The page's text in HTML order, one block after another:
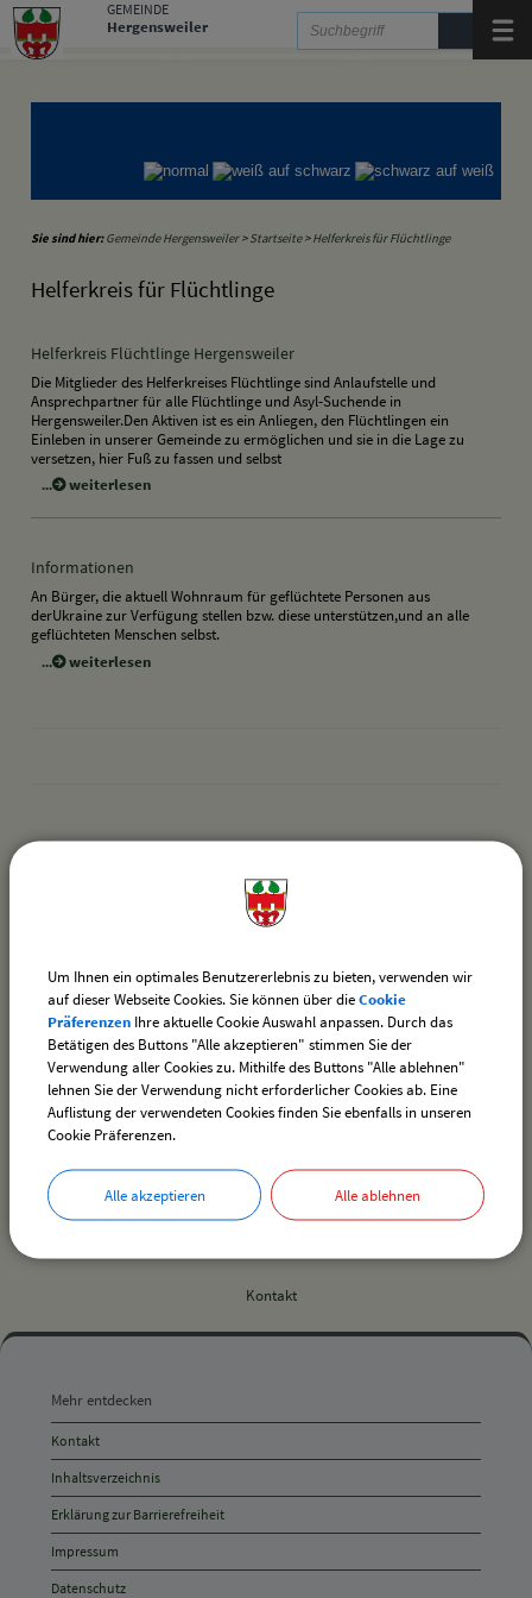
Zum Inhalt zur Navigation springen.
GEMEINDE
Hergensweiler
Gemeinde Hergensweiler Gemeinde Sigmarszell Gemeinde Weißensberg
Ortsplan der Gemeinde Hergensweiler
Sie sind hier: Gemeinde Hergensweiler>Startseite>Helferkreis für Flüchtlinge
Helferkreis für Flüchtlinge
Helferkreis Flüchtlinge Hergensweiler
Die Mitglieder des Helferkreises Flüchtlinge sind Anlaufstelle und
Ansprechpartner für alle Flüchtlinge und Asyl-Suchende in
Hergensweiler.Den Aktiven ist es ein Anliegen, den Flüchtlingen ein
Einleben in unserer Gemeinde zu ermöglichen und sie in die Lage zu
versetzen, hier Fuß zu fassen und selbst
weiterlesen
Informationen
An Bürger, die aktuell Wohnraum für geflüchtete Personen aus
derUkraine zur Verfügung stellen bzw. diese unterstützen,und an alle
geflüchteten Menschen selbst.
weiterlesen
Zur Verwaltungsgemeinschaft
Formulare & Merkblätter
Kontakt
entdecken,
Öffnungszeiten
und
Anschrift
und
Kontakt
Mehr entdecken
Kontakt
Inhaltsverzeichnis
Erklärung zur Barrierefreiheit
Impressum
Datenschutz
Um Ihnen ein optimales Benutzererlebnis zu bieten, verwenden wir
auf dieser Webseite Cookies. Sie können über dieCookie
Präferenzen Ihre aktuelle Cookie Auswahl anpassen. Durch das
Betätigen des Buttons "Alle akzeptieren" stimmen Sie der
Verwendung aller Cookies zu. Mithilfe des Buttons "Alle ablehnen"
lehnen Sie der Verwendung nicht erforderlicher Cookies ab. Eine
Auflistung der verwendeten Cookies finden Sie ebenfalls in unseren
Cookie Präferenzen.
Alle akzeptieren Alle ablehnen